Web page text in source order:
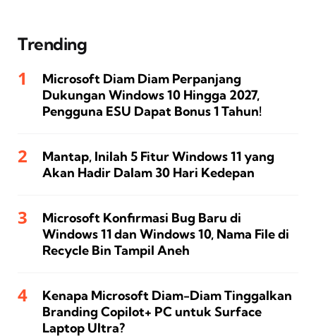
Trending
Microsoft Diam Diam Perpanjang
Dukungan Windows 10 Hingga 2027,
Pengguna ESU Dapat Bonus 1 Tahun!
Mantap, Inilah 5 Fitur Windows 11 yang
Akan Hadir Dalam 30 Hari Kedepan
Microsoft Konfirmasi Bug Baru di
Windows 11 dan Windows 10, Nama File di
Recycle Bin Tampil Aneh
Kenapa Microsoft Diam-Diam Tinggalkan
Branding Copilot+ PC untuk Surface
Laptop Ultra?